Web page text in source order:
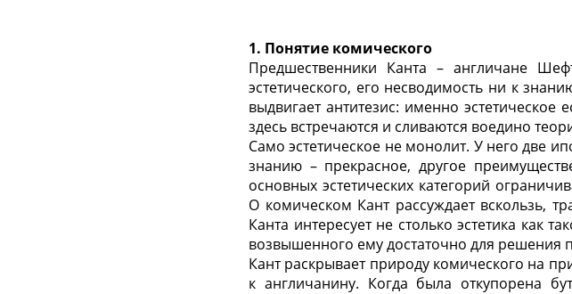
1. Понятие комического
Предшественники Канта – англичане
эстетического, его несводимость ни к
выдвигает антитезис: именно
здесь встречаются и сливаются воедино
Само эстетическое не монолит. У него две
знанию – прекрасное, другое
основных эстетических категорий
О комическом Кант рассуждает вскользь,
Канта интересует не столько эстетика как
возвышенного ему достаточно для решения
Кант раскрывает природу комического на
к англичанину. Когда была откупорена